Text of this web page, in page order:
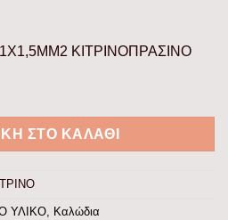
ΚΙΤΡΙΝΟΠΡΑΣΙΝΟ
ΚΙΤΡΙΝΟΠΡΑΣΙΝΟ ποσότητα
ΣΤΟ ΚΑΛΆΘΙ
ΥΛΙΚΟ Καλώδια